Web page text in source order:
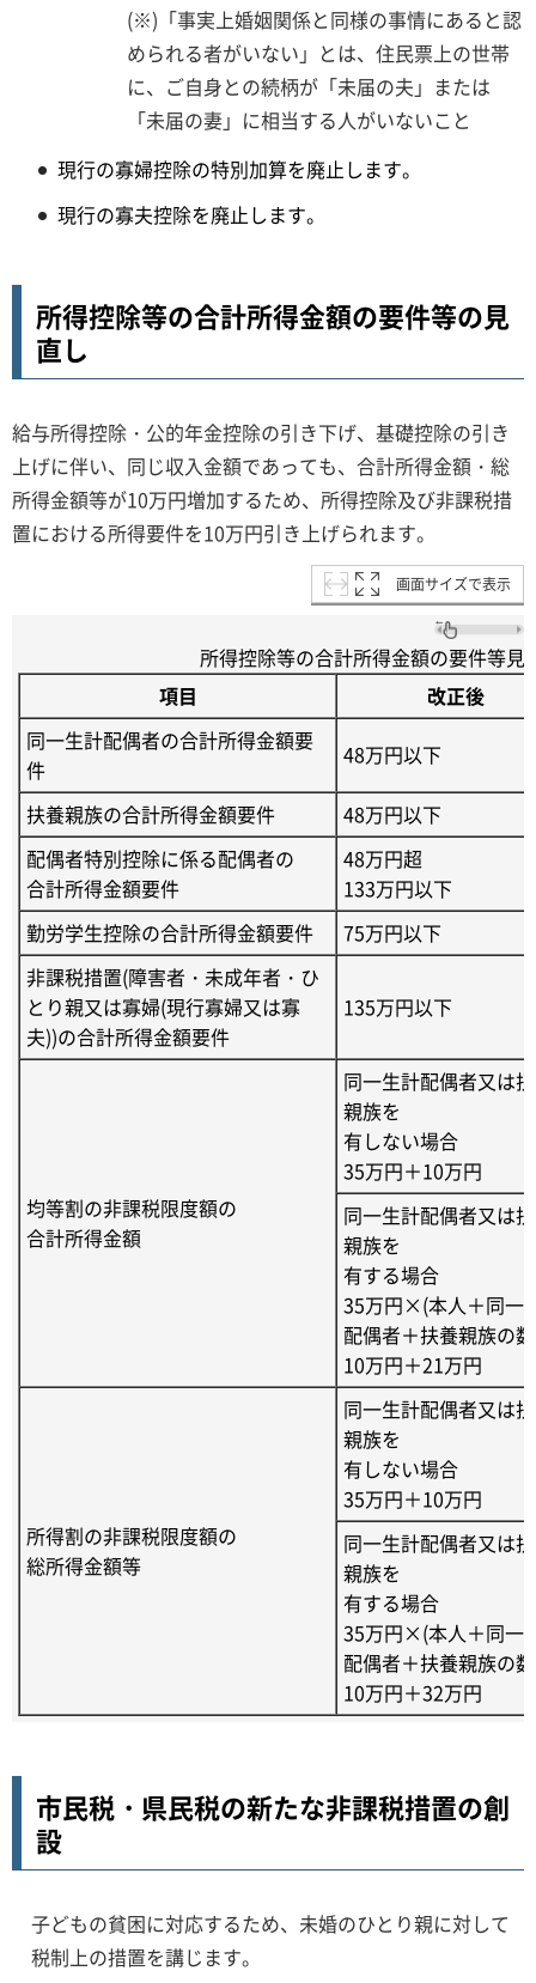
(※)「事実上婚姻関係と同様の事情にあると認
められる者がいない」とは、住民票上の世帯
に、ご自身との続柄が「未届の夫」または
「未届の妻」に相当する人がいないこと
現行の寡婦控除の特別加算を廃止します。
現行の寡夫控除を廃止します。
所得控除等の合計所得金額の要件等の見
直し
給与所得控除・公的年金控除の引き下げ、基礎控除の引き
上げに伴い、同じ収入金額であっても、合計所得金額・総
所得金額等が10万円増加するため、所得控除及び非課税措
置における所得要件を10万円引き上げられます。
画面サイズで表示
所得控除等の合計所得金額の要件等見
項目
改正後
同一生計配偶者の合計所得金額要
件
48万円以下
扶養親族の合計所得金額要件
48万円以下
配偶者特別控除に係る配偶者の
合計所得金額要件
48万円超
133万円以下
勤労学生控除の合計所得金額要件
75万円以下
非課税措置(障害者・未成年者・ひ
とり親又は寡婦(現行寡婦又は寡
夫))の合計所得金額要件
135万円以下
均等割の非課税限度額の
合計所得金額
同一生計配偶者又は
親族を
有しない場合
35万円＋10万円
同一生計配偶者又は
親族を
有する場合
35万円×(本人＋同一
配偶者＋扶養親族の
10万円＋21万円
所得割の非課税限度額の
総所得金額等
同一生計配偶者又は
親族を
有しない場合
35万円＋10万円
同一生計配偶者又は
親族を
有する場合
35万円×(本人＋同一
配偶者＋扶養親族の
10万円＋32万円
市民税・県民税の新たな非課税措置の創
設
子どもの貧困に対応するため、未婚のひとり親に対して
税制上の措置を講じます。